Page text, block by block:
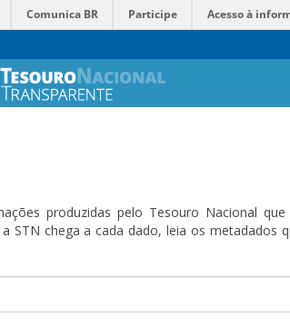
Comunica BR Participe Acesso à
produzidas pelo Tesouro Nacional
chega a cada dado, leia os metadados